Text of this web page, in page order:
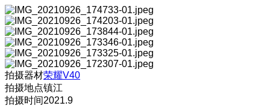
拍摄器材荣耀V40
拍摄地点镇江
拍摄时间2021.9